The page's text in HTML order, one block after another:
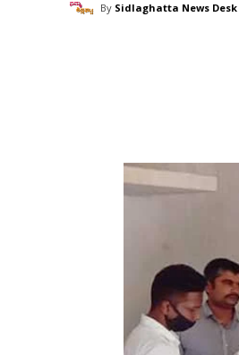
By Sidlaghatta News Desk